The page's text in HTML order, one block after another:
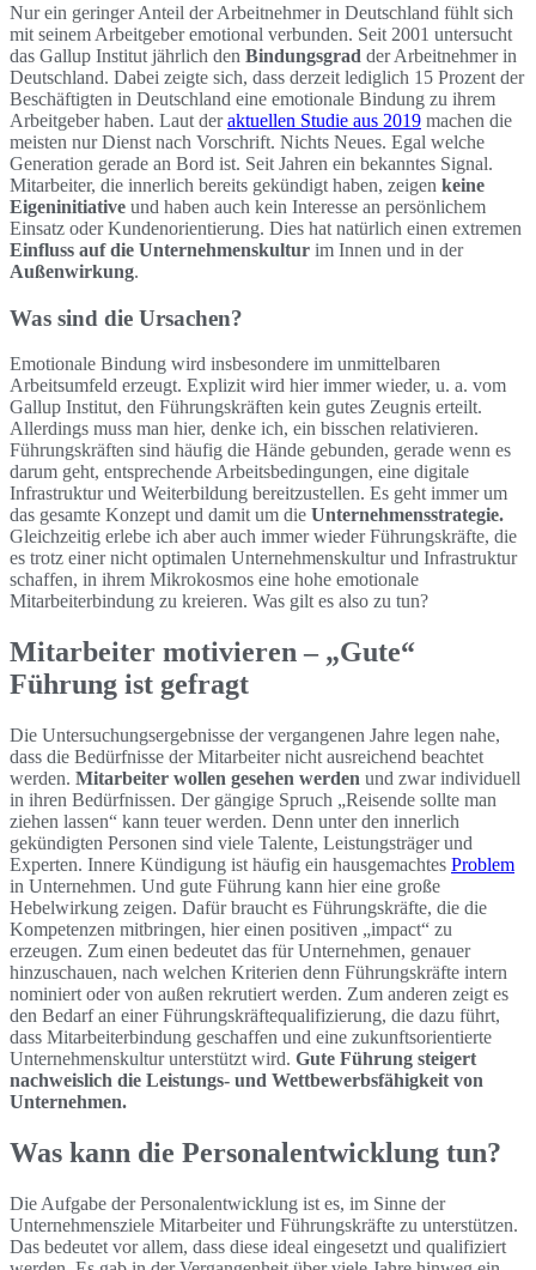
Nur ein geringer Anteil der Arbeitnehmer in Deutschland fühlt sich
mit seinem Arbeitgeber emotional verbunden. Seit 2001 untersucht
das Gallup Institut jährlich den Bindungsgrad der Arbeitnehmer in
Deutschland. Dabei zeigte sich, dass derzeit lediglich 15 Prozent der
Beschäftigten in Deutschland eine emotionale Bindung zu ihrem
Arbeitgeber haben. Laut deraktuellen Studie aus 2019 machen die
meisten nur Dienst nach Vorschrift. Nichts Neues. Egal welche
Generation gerade an Bord ist. Seit Jahren ein bekanntes Signal.
Mitarbeiter, die innerlich bereits gekündigt haben, zeigen keine
Eigeninitiative und haben auch kein Interesse an persönlichem
Einsatz oder Kundenorientierung. Dies hat natürlich einen extremen
Einfluss auf die Unternehmenskultur im Innen und in der
Außenwirkung.
Was sind die Ursachen?
Emotionale Bindung wird insbesondere im unmittelbaren
Arbeitsumfeld erzeugt. Explizit wird hier immer wieder, u. a. vom
Gallup Institut, den Führungskräften kein gutes Zeugnis erteilt.
Allerdings muss man hier, denke ich, ein bisschen relativieren.
Führungskräften sind häufig die Hände gebunden, gerade wenn es
darum geht, entsprechende Arbeitsbedingungen, eine digitale
Infrastruktur und Weiterbildung bereitzustellen. Es geht immer um
das gesamte Konzept und damit um die Unternehmensstrategie.
Gleichzeitig erlebe ich aber auch immer wieder Führungskräfte, die
es trotz einer nicht optimalen Unternehmenskultur und Infrastruktur
schaffen, in ihrem Mikrokosmos eine hohe emotionale
Mitarbeiterbindung zu kreieren. Was gilt es also zu tun?
Mitarbeiter motivieren – „Gute“
Führung ist gefragt
Die Untersuchungsergebnisse der vergangenen Jahre legen nahe,
dass die Bedürfnisse der Mitarbeiter nicht ausreichend beachtet
werden. Mitarbeiter wollen gesehen werden und zwar individuell
in ihren Bedürfnissen. Der gängige Spruch „Reisende sollte man
ziehen lassen“ kann teuer werden. Denn unter den innerlich
gekündigten Personen sind viele Talente, Leistungsträger und
Experten. Innere Kündigung ist häufig ein hausgemachtes Problem
in Unternehmen. Und gute Führung kann hier eine große
Hebelwirkung zeigen. Dafür braucht es Führungskräfte, die die
Kompetenzen mitbringen, hier einen positiven „impact“ zu
erzeugen. Zum einen bedeutet das für Unternehmen, genauer
hinzuschauen, nach welchen Kriterien denn Führungskräfte intern
nominiert oder von außen rekrutiert werden. Zum anderen zeigt es
den Bedarf an einer Führungskräftequalifizierung, die dazu führt,
dass Mitarbeiterbindung geschaffen und eine zukunftsorientierte
Unternehmenskultur unterstützt wird. Gute Führung steigert
nachweislich die Leistungs- und Wettbewerbsfähigkeit von
Unternehmen.
Was kann die Personalentwicklung tun?
Die Aufgabe der Personalentwicklung ist es, im Sinne der
Unternehmensziele Mitarbeiter und Führungskräfte zu unterstützen.
Das bedeutet vor allem, dass diese ideal eingesetzt und qualifiziert